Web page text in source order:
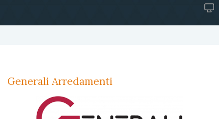
Generali Arredamenti